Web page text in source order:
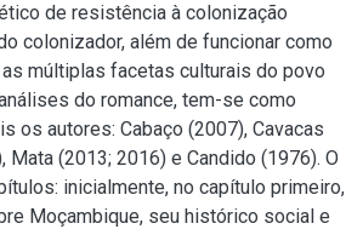
de resistência à colonização
colonizador, além de funcionar como
múltiplas facetas culturais do povo
do romance, tem-se como
autores: Cabaço (2007), Cavacas
Mata (2013; 2016) e Candido (1976). O
inicialmente, no capítulo primeiro,
Moçambique, seu histórico social e